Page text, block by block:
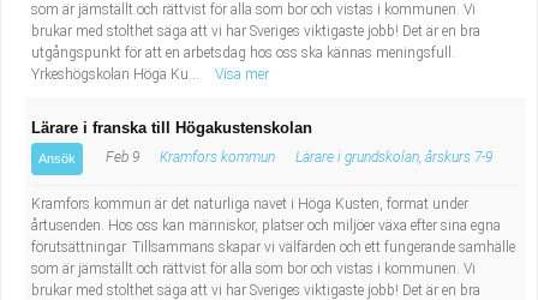
som är jämställt och rättvist för alla som bor och vistas i kommunen. Vi
brukar med stolthet säga att vi har Sveriges viktigaste jobb! Det är en bra
utgångspunkt för att en arbetsdag hos oss ska kännas meningsfull.
Yrkeshögskolan Höga Ku...
Visa mer
Lärare i franska till Högakustenskolan
Ansök Feb 9 Kramfors kommun Lärare i grundskolan, årskurs 7-9
Kramfors kommun är det naturliga navet i Höga Kusten, format under
årtusenden. Hos oss kan människor, platser och miljöer växa efter sina egna
förutsättningar. Tillsammans skapar vi välfärden och ett fungerande samhälle
som är jämställt och rättvist för alla som bor och vistas i kommunen. Vi
brukar med stolthet säga att vi har Sveriges viktigaste jobb! Det är en bra